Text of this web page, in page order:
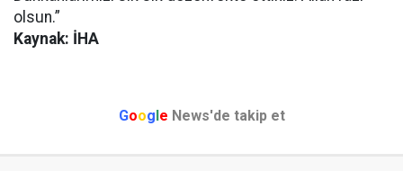
olsun.”
Kaynak: İHA
Google News'de takip et